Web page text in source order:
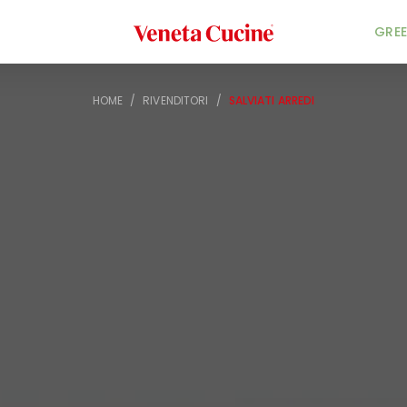
Veneta Cucine
HOME / RIVENDITORI / SALVIATI ARREDI